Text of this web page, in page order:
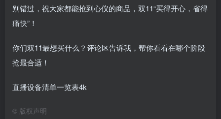
别错过，祝大家都能抢到心仪的商品，双11“买得开心，省得
痛快”！
你们双11最想买什么？评论区告诉我，帮你看看在哪个阶段
抢最合适！
直播设备清单一览表4k
© 版权声明